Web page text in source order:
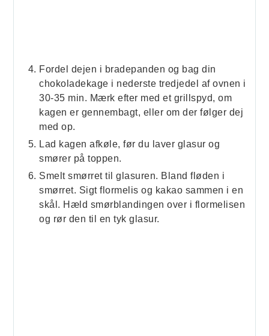
Fordel dejen i bradepanden og bag din
chokoladekage i nederste tredjedel af ovnen i
30-35 min. Mærk efter med et grillspyd, om
kagen er gennembagt, eller om der følger dej
med op.
Lad kagen afkøle, før du laver glasur og
smører på toppen.
Smelt smørret til glasuren. Bland fløden i
smørret. Sigt flormelis og kakao sammen i en
skål. Hæld smørblandingen over i flormelisen
og rør den til en tyk glasur.